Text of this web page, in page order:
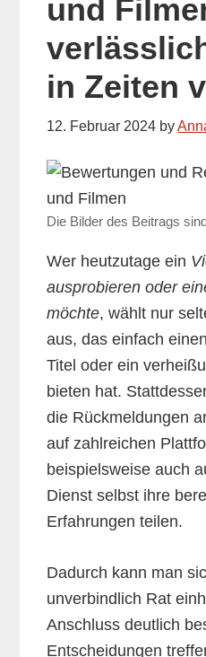
und
in Zeiten
12. Februar 2024 by
Die Bilder des Beitrags
Wer heutzutage ein
ausprobieren oder
möchte, wählt nur
aus, das einfach
Titel oder ein
bieten hat.
die Rückmeldungen
auf zahlreichen
beispielsweise auch
Dienst selbst ihre
Erfahrungen teilen.
Dadurch kann man
unverbindlich Rat
Anschluss deutlich
Entscheidungen